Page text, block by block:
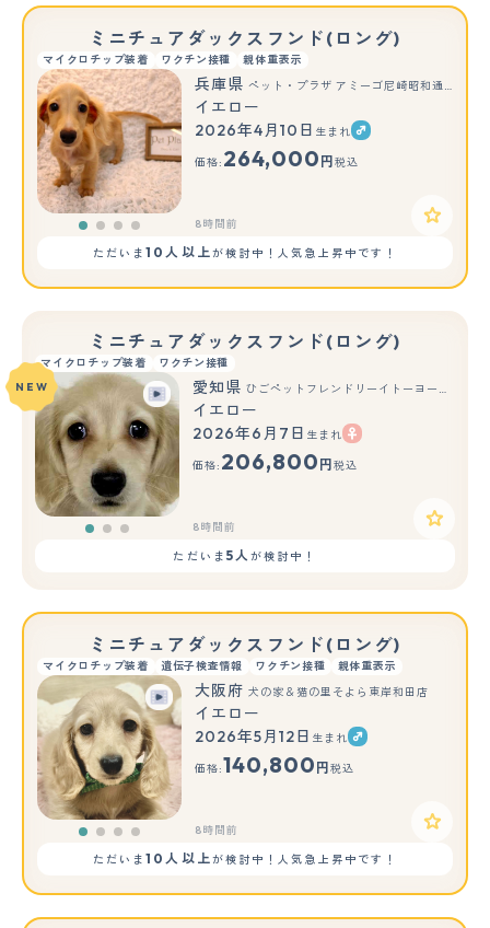
ミニチュアダックスフンド(ロング)
マイクロチップ装着 ワクチン接種 親体重表示
兵庫県 ペット・プラザ アミーゴ尼崎昭和通店
イエロー
2026年4月10日 生まれ
価格: 264,000 円 税込
8時間前
ただいま10人以上が検討中！人気急上昇中です！
ミニチュアダックスフンド(ロング)
マイクロチップ装着 ワクチン接種
もっと見る
NEW 愛知県 ひごペットフレンドリーイトーヨーカドー知多店
イエロー
2026年6月7日 生まれ
価格: 206,800 円 税込
8時間前
ただいま 5人が検討中！
ミニチュアダックスフンド(ロング)
マイクロチップ装着 遺伝子検査情報 ワクチン接種 親体重表示
大阪府 犬の家＆猫の里そよら東岸和田店
イエロー
2026年5月12日 生まれ
価格:140,800 円 税込
8時間前
ただいま10人以上が検討中！人気急上昇中です！